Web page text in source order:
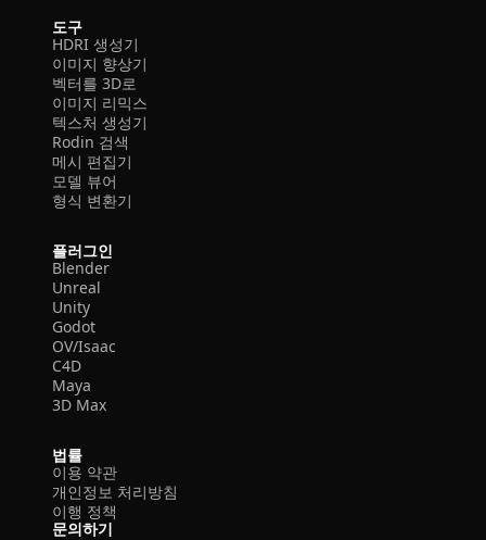
도구
HDRI 생성기
이미지 향상기
벡터를 3D로
이미지 리믹스
텍스처 생성기
Rodin 검색
메시 편집기
모델 뷰어
형식 변환기
플러그인
Blender
Unreal
Unity
Godot
OV/Isaac
C4D
Maya
3D Max
법률
이용 약관
개인정보 처리방침
이행 정책
문의하기